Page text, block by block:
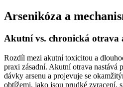
Arsenikóza a
Akutní vs. chronická otrava
Rozdíl mezi akutní toxicitou a
praxi zásadní. Akutní otrava nastává
dávky arsenu a projevuje se
obtížemi, jako jsou prudké zvracení,